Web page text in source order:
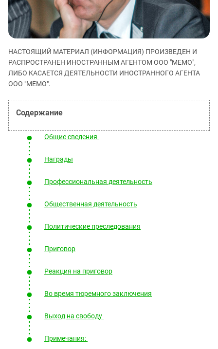
ЗАСТАВЛЯЕТ
КАВКАЗ ЗА ПАЛЕСТИНУ
ИНАКОМЫСЛИЕ В ЧЕЧНЕ
ПРЕСЛЕДОВАНИЕ АКТИВИСТОВ
МОБИЛИЗАЦИЯ И ПРОТЕСТЫ
Дагестан
Ингушетия
Кабардино-Балкария
Калмыкия
Краснодарский край
Нагорный Карабах
Российская Федерация
Ростовская область
Северная Осетия - Алания
СКФО
Ставропольский край
Чечня
Южная Осетия
Южный Кавказ
ЮФО
НАСТОЯЩИЙ МАТЕРИАЛ (ИНФОРМАЦИЯ) ПРОИЗВЕДЕН И
РАСПРОСТРАНЕН ИНОСТРАННЫМ АГЕНТОМ ООО "МЕМО",
ЛИБО КАСАЕТСЯ ДЕЯТЕЛЬНОСТИ ИНОСТРАННОГО АГЕНТА
ООО "МЕМО".
Общие сведения
Награды
Профессиональная деятельность
Общественная деятельность
Политические преследования
Приговор
Реакция на приговор
Во время тюремного заключения
Выход на свободу
Примечания: